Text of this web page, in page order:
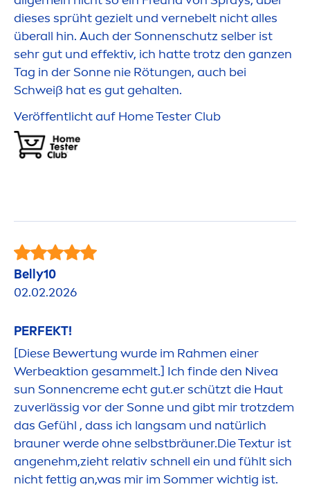
dieses sprüht gezielt und vernebelt nicht alles
überall hin. Auch der Sonnenschutz selber ist
sehr gut und effektiv, ich hatte trotz den ganzen
Tag in der Sonne nie Rötungen, auch bei
Schweiß hat es gut gehalten.
Veröffentlicht auf Home Tester Club
Belly10
02.02.2026
PERFEKT!
[Diese Bewertung wurde im Rahmen einer
Werbeaktion gesammelt.] Ich finde den Nivea
sun Sonnencremeecht gut.er schützt die Haut
zuverlässig vor der Sonne und gibt mir trotzdem
das Gefühl , dass ich langsam und natürlich
brauner werde ohne selbstbräuner.Die Textur ist
angenehm,zieht relativ schnell ein und fühlt sich
nicht fettig an,was mir im Sommer wichtig ist.